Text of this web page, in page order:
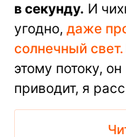
в секунду. И
угодно, даже
солнечный свет.
этому потоку,
приводит, я